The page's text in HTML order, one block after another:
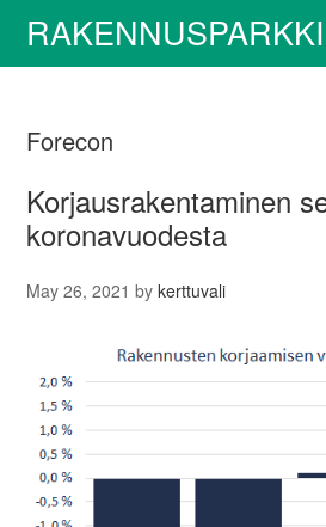
RAKENNUSPARKKI
Forecon
Korjausrakentaminen
koronavuodesta
May 26, 2021 bykerttuvali